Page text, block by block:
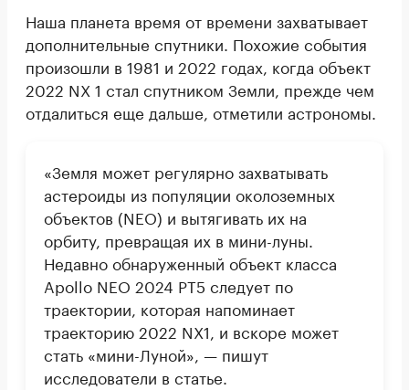
Наша планета время от времени захватывает
дополнительные спутники. Похожие события
произошли в 1981 и 2022 годах, когда объект
2022 NX 1 стал спутником Земли, прежде чем
отдалиться еще дальше, отметили астрономы.
«Земля может регулярно захватывать
астероиды из популяции околоземных
объектов (NEO) и вытягивать их на
орбиту, превращая их в мини-луны.
Недавно обнаруженный объект класса
Apollo NEO 2024 PT5 следует по
траектории, которая напоминает
траекторию 2022 NX1, и вскоре может
стать «мини-Луной», — пишут
исследователи в статье.